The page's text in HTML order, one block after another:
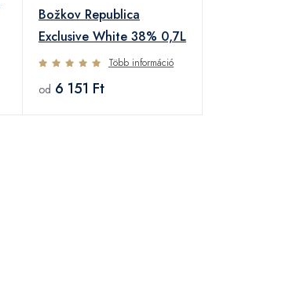
Božkov Republica
Exclusive White 38% 0,7L
Több információ
od 6 151 Ft